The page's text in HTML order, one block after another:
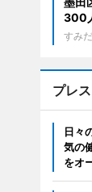
300
すみ
プレ
日々
気の
をオ